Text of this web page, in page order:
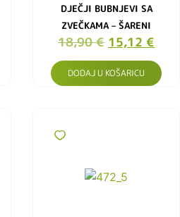
DJEČJI BUBNJEVI SA
ZVEČKAMA – ŠARENI
18,90€ 15,12 €
DODAJ U KOŠARICU